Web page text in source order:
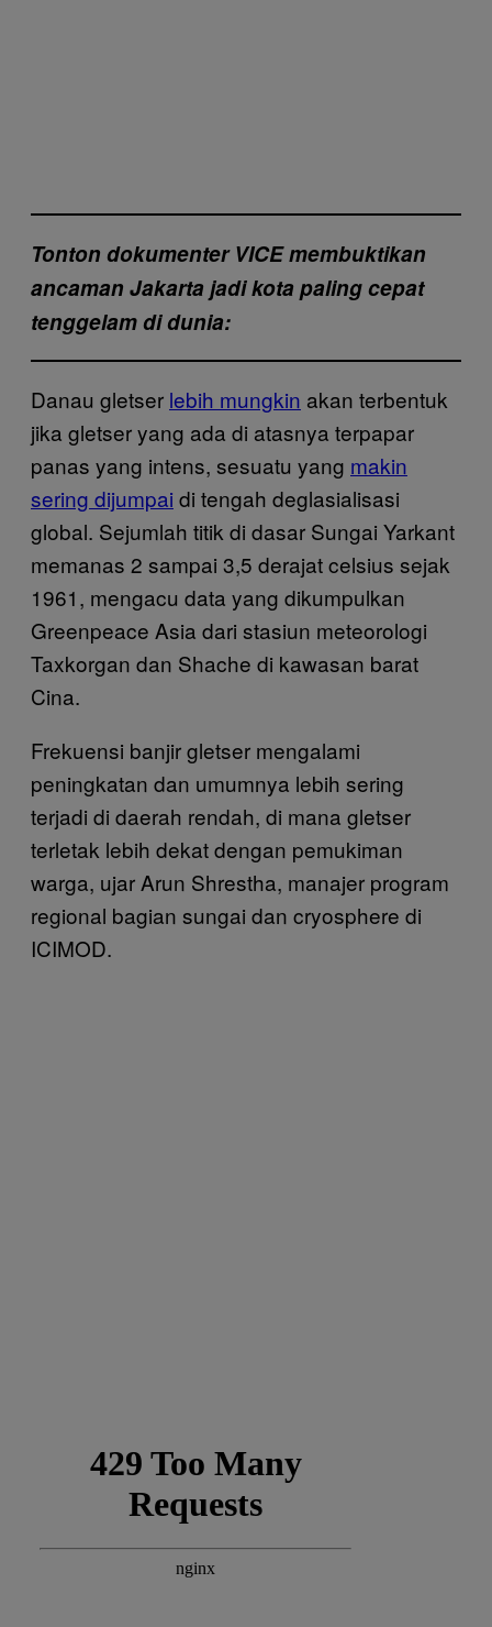
Tonton dokumenter VICE membuktikan
ancaman Jakarta jadi kota paling cepat
tenggelam di dunia:
Danau gletser lebih mungkin akan terbentuk
jika gletser yang ada di atasnya terpapar
panas yang intens, sesuatu yang makin
sering dijumpai di tengah deglasialisasi
global. Sejumlah titik di dasar Sungai Yarkant
memanas 2 sampai 3,5 derajat celsius sejak
1961, mengacu data yang dikumpulkan
Greenpeace Asia dari stasiun meteorologi
Taxkorgan dan Shache di kawasan barat
Cina.
Frekuensi banjir gletser mengalami
peningkatan dan umumnya lebih sering
terjadi di daerah rendah, di mana gletser
terletak lebih dekat dengan pemukiman
warga, ujar Arun Shrestha, manajer program
regional bagian sungai dan cryosphere di
ICIMOD.